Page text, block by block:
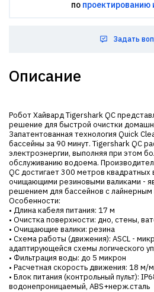
по проектированию
Задать
Описание
Робот Хайвард Tigershark QC
решение для быстрой очистки
Запатентованная технология Quick
бассейны за 90 минут. Tigershark QC
электроэнергии, выполняя при этом
обслуживанию водоема.
QC достигает 300 метров квадратных
очищающими резиновыми валиками -
решением для бассейнов с
Особенности:
• Длина кабеля питания: 17 м
• Очистка поверхности: дно, стены,
• Очищающие валики: резина
• Схема работы (движения): ASCL -
адаптирующейся схемы логического
• Фильтрация воды: до 5 микрон
• Расчетная скорость движения: 18 м/
• Блок питания (контрольный пульт):
водонепроницаемый, ABS+нерж.сталь